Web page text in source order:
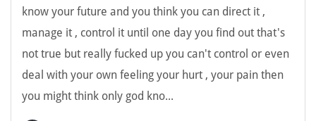
know your future and you think you can direct it ,
manage it , control it until one day you find out that's
not true but really fucked up you can't control or even
deal with your own feeling your hurt , your pain then
you might think only god kno...